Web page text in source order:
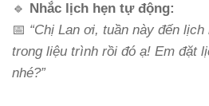
🔹
Nhắc lịch hẹn tự động:
📅 “Chị Lan ơi, tuần này đến
trong liệu trình rồi đó ạ! Em đặt
nhé?”